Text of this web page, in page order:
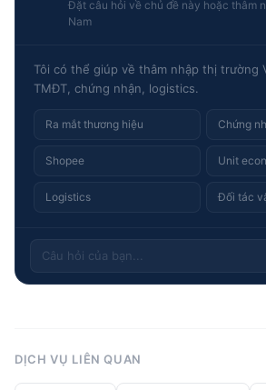
Đặt câu hỏi về chủ đề này hoặc thâm
Nam
Tôi có thể giúp về thâm nhập thị trường
TMĐT, chứng nhận, logistics.
Ra mắt thương hiệu Chứng
Shopee Unit
Logistics Đối tác
DỊCH VỤ LIÊN QUAN